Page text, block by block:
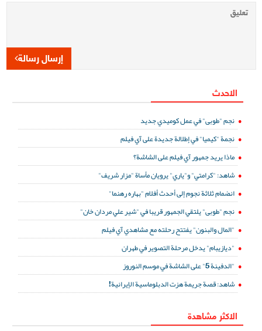
إرسال رسالة
الاحدث
نجم "طوبى" في عمل كوميدي جديد
نجمة "كيميا" في إطلالة جديدة على آي فيلم
ماذا يريد جمهور آي فيلم على الشاشة؟
شاهد: "كرامتي" و"ياري" يرويان مأساة "مزار شريف"
انضمام ثلاثة نجوم إلى أحدث أفلام "بهاره رهنما"
نجم "طوبى" يلتقي الجمهور قريبا في "شير علي مردان خان"
"المال والبنون" يفتتح رحلته مع مشاهدي آي فيلم
"ديازيبام" يدخل مرحلة التصوير في طهران
"الدفينة 5" على الشاشة في موسم النوروز
شاهد: قصة جريمة هزت الدبلوماسية الإيرانية!
الاكثر مشاهدة